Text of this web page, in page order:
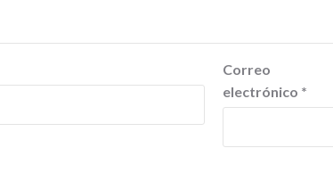
Correo
electrónico *